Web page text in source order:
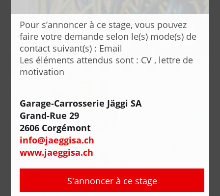
Pour s’annoncer à ce stage, vous pouvez
faire votre demande selon le(s) mode(s) de
contact suivant(s) : Email
Les éléments attendus sont : CV , lettre de
motivation
Garage-Carrosserie Jäggi SA
Grand-Rue 29
2606 Corgémont
info@jaeggisa.ch
www.jaeggisa.ch
S'annoncer à ce stage